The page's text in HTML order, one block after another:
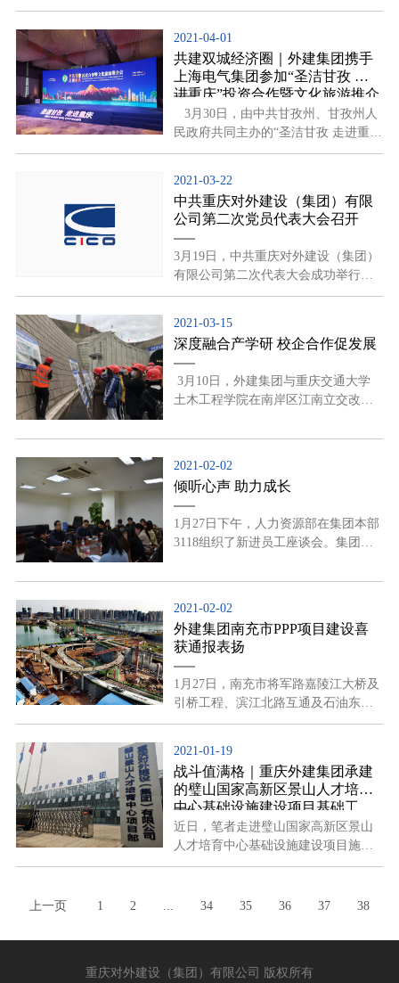
举办的川渝高竹新区投资推介会暨项
会展中心举行，这是川渝高竹新区成
立以来举行的首次投资促进活动。
2021-04-01
共建双城经济圈｜外建集团携手
上海电气集团参加“圣洁甘孜 走
进重庆”投资合作暨文化旅游推介
会
3月30日，由中共甘孜州、甘孜州人
民政府共同主办的“圣洁甘孜 走进重
庆”投资合作暨文化旅游推介会在重庆
金额106.827亿元。
2021-03-22
中共重庆对外建设（集团）有限
公司第二次党员代表大会召开
3月19日，中共重庆对外建设（集团）
有限公司第二次代表大会成功举行。
集团90名党员代表出席会议，7名有关
2021-03-15
深度融合产学研 校企合作促发展
3月10日，外建集团与重庆交通大学
土木工程学院在南岸区江南立交改造
2021-02-02
倾听心声 助力成长
1月27日下午，人力资源部在集团本部
3118组织了新进员工座谈会。集团总
资源部部长党安玉出席了此次会议。
2021-02-02
外建集团南充市PPP项目建设喜
获通报表扬
1月27日，南充市将军路嘉陵江大桥及
引桥工程、滨江北路互通及石油东西
路改造工程PPP项目建设指挥部向重庆
报，对外建集团项目部二工区超额完
2021-01-19
战斗值满格｜重庆外建集团承建
的璧山国家高新区景山人才培育
中心基础设施建设项目基础工
程“快马加鞭”
近日，笔者走进璧山国家高新区景山
人才培育中心基础设施建设项目施工
现场，巨型钩机、挖掘机轰鸣作业，
梭，工人们紧张而有序地忙着手中的
形成了强烈对比。
上一页 1 2 34 35 36 37
38
重庆对外建设（集团）有限公司 版权所有